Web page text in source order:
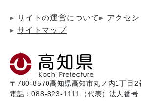
サイトの運営について
アクセ
サイトマップ
〒780-8570高知県高知市丸ノ内1丁目2
電話：088-823-1111（代表）法人番